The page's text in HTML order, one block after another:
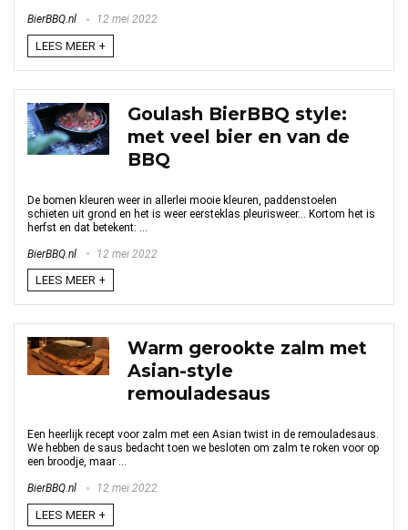
BierBBQ.nl 12 mei 2022
LEES MEER +
Goulash BierBBQ style:
met veel bier en van de
BBQ
De bomen kleuren weer in allerlei mooie kleuren, paddenstoelen
schieten uit grond en het is weer eersteklas pleurisweer… Kortom het is
herfst en dat betekent: ...
BierBBQ.nl 12 mei 2022
LEES MEER +
Warm gerookte zalm met
Asian-style
remouladesaus
Een heerlijk recept voor zalm met een Asian twist in de remouladesaus.
We hebben de saus bedacht toen we besloten om zalm te roken voor op
een broodje, maar ...
BierBBQ.nl 12 mei 2022
LEES MEER +